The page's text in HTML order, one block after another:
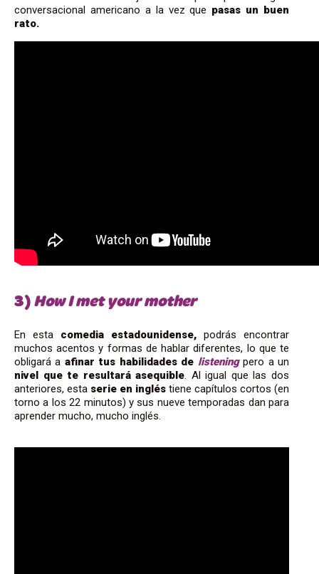
conversacional americano a la vez que pasas un buen
rato.
3) How I met your mother
En esta comedia estadounidense, podrás encontrar
muchos acentos y formas de hablar diferentes, lo que te
obligará a afinar tus habilidades de listeningpero a un
nivel que te resultará asequible. Al igual que las dos
anteriores, esta serie en inglés tiene capítulos cortos (en
torno a los 22 minutos) y sus nueve temporadas dan para
aprender mucho, mucho inglés.